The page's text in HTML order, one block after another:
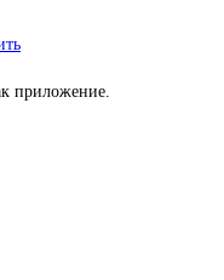
приложение.